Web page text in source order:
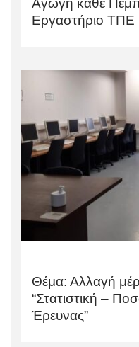
Αγωγή κάθε
Εργαστήριο ΤΠΕ
Θέμα: Αλλαγή
“Στατιστική –
Έρευνας”